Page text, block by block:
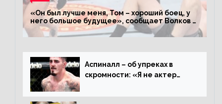
«Он был лучше меня, Том – хороший боец, у
него большое будущее», сообщает Волков –
о поражении Аспиналлу
Аспиналл – об упреках в
скромности: «Я не актер
дерьмо»